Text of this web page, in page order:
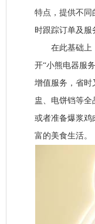
特点，提供不同
时跟踪订单及
在此基础上，
开“小熊电器服
增值服务，省时
盅、电饼铛等
或者准备爆浆鸡
富的美食生活。